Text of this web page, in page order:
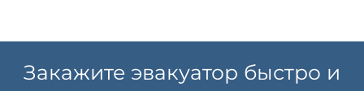
Закажите эвакуатор быстро и